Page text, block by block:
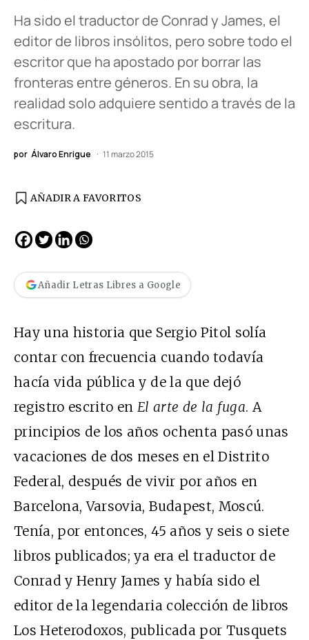
Ha sido el traductor de Conrad y James, el
editor de libros insólitos, pero sobre todo el
escritor que ha apostado por borrar las
fronteras entre géneros. En su obra, la
realidad solo adquiere sentido a través de la
escritura.
por Álvaro Enrigue 11 marzo 2015
AÑADIR A FAVORITOS
Añadir Letras Libres a Google
Hay una historia que Sergio Pitol solía
contar con frecuencia cuando todavía
hacía vida pública y de la que dejó
registro escrito en El arte de la fuga. A
principios de los años ochenta pasó unas
vacaciones de dos meses en el Distrito
Federal, después de vivir por años en
Barcelona, Varsovia, Budapest, Moscú.
Tenía, por entonces, 45 años y seis o siete
libros publicados; ya era el traductor de
Conrad y Henry James y había sido el
editor de la legendaria colección de libros
Los Heterodoxos, publicada por Tusquets